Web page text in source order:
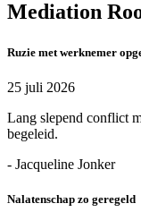
Mediation
Ruzie met werknemer
25 juli 2026
Lang slepend conflict
begeleid.
- Jacqueline Jonker
Nalatenschap zo geregeld